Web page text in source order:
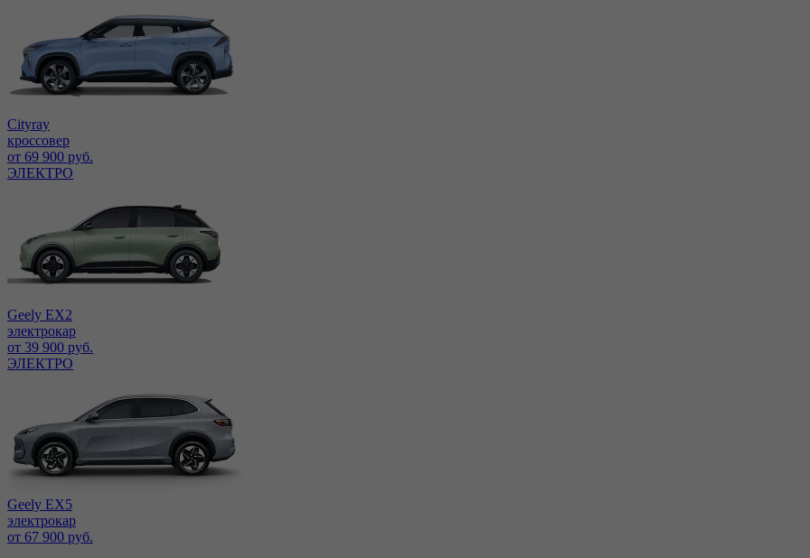
Cityray
кроссовер
от 69 900 руб.
ЭЛЕКТРО
Geely EX2
электрокар
от 39 900 руб.
ЭЛЕКТРО
Geely EX5
электрокар
от 67 900 руб.